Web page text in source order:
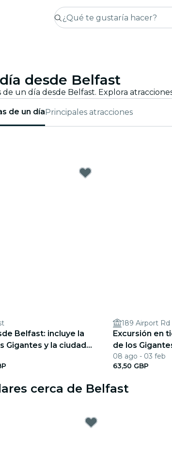
desde Belfast
de un díaPrincipales atracciones
Belfast: incluye la
Gigantes y la ciudad
189 Airport Rd
Excursión en
de los
Belfast
08 ago - 03 feb
63,50 GBP
cerca de Belfast